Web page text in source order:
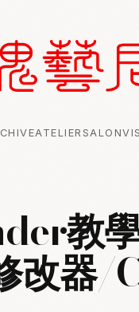
ATELIER SALON
教
改器/